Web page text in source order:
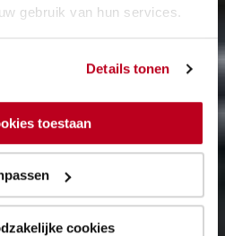
gebruik van hun services.
Details tonen
toestaan
cookies